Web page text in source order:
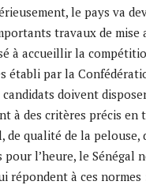
le pays va
travaux de mise
à accueillir la
établi par la
doivent
à des critères précis en
de qualité de la pelouse,
pour l’heure, le Sénégal
répondent à ces normes